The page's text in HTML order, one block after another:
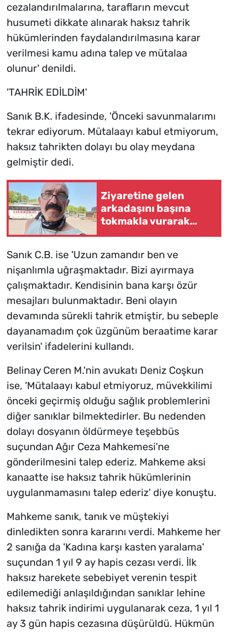
cezalandırılmalarına, tarafların mevcut
husumeti dikkate alınarak haksız tahrik
hükümlerinden faydalandırılmasına karar
verilmesi kamu adına talep ve mütalaa
olunur' denildi.
'TAHRİK EDİLDİM'
Sanık B.K. ifadesinde, 'Önceki savunmalarımı
tekrar ediyorum. Mütalaayı kabul etmiyorum,
haksız tahrikten dolayı bu olay meydana
gelmiştir dedi.
Ziyaretine gelen
arkadaşını başına
tokmakla vurarak
öldürdü
Sanık C.B. ise 'Uzun zamandır ben ve
nişanlımla uğraşmaktadır. Bizi ayırmaya
çalışmaktadır. Kendisinin bana karşı özür
mesajları bulunmaktadır. Beni olayın
devamında sürekli tahrik etmiştir, bu sebeple
dayanamadım çok üzgünüm beraatime karar
verilsin' ifadelerini kullandı.
Belinay Ceren M.'nin avukatı Deniz Coşkun
ise, 'Mütalaayı kabul etmiyoruz, müvekkilimi
önceki geçirmiş olduğu sağlık problemlerini
diğer sanıklar bilmektedirler. Bu nedenden
dolayı dosyanın öldürmeye teşebbüs
suçundan Ağır Ceza Mahkemesi'ne
gönderilmesini talep ederiz. Mahkeme aksi
kanaatte ise haksız tahrik hükümlerinin
uygulanmamasını talep ederiz' diye konuştu.
Mahkeme sanık, tanık ve müştekiyi
dinledikten sonra kararını verdi. Mahkeme her
2 sanığa da 'Kadına karşı kasten yaralama'
suçundan 1 yıl 9 ay hapis cezası verdi. İlk
haksız harekete sebebiyet verenin tespit
edilemediği anlaşıldığından sanıklar lehine
haksız tahrik indirimi uygulanarak ceza, 1 yıl 1
ay 3 gün hapis cezasına düşürüldü. Hükmün